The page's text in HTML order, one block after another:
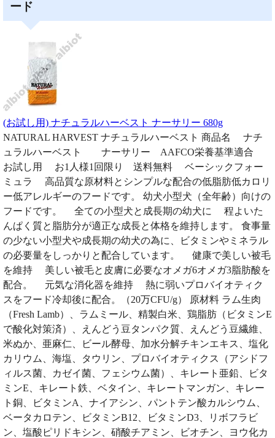
ード
(お試し用) ナチュラルハーベスト ナーサリー 680g
NATURAL HARVEST ナチュラルハーベスト 商品名 ナチ
ュラルハーベスト ナーサリー AAFCO栄養基準適合
お試し用 お1人様1回限り 送料無料 ベーシックフォー
ミュラ 高品質な原材料とシンプルな配合の低脂肪低カロリ
ー低アレルギーのフードです。 幼犬小型犬（全年齢）向けの
フードです。 全ての小型犬と成長期の幼犬に 程よいた
んぱく質と脂肪分が適正な成長と体格を維持します。 食事量
の少ない小型犬や成長期の幼犬の為に、ビタミンやミネラル
の必要量をしっかりと配合しています。 健康で美しい被毛
を維持 美しい被毛と皮膚に必要なオメガ6オメガ3脂肪酸を
配合。 元気な消化器を維持 熱に弱いプロバイオティク
スをフード冷却後に配合。（20万CFU/g） 原材料 ラム生肉
（Fresh Lamb）、ラムミール、精製白米、鶏脂肪（ビタミンE
で酸化対策済）、えんどう豆タンパク質、えんどう豆繊維、
米ぬか、亜麻仁、ビール酵母、加水分解チキンエキス、塩化
カリウム、海塩、タウリン、プロバイオティクス（アシドフ
ィルス菌、カゼイ菌、フェシウム菌）、キレート亜鉛、ビタ
ミンE、キレート鉄、ベタイン、キレートマンガン、キレー
ト銅、ビタミンA、ナイアシン、パントテン酸カルシウム、
ベータカロテン、ビタミンB12、ビタミンD3、リボフラビ
ン、塩酸ピリドキシン、硝酸チアミン、ビオチン、ヨウ化カ